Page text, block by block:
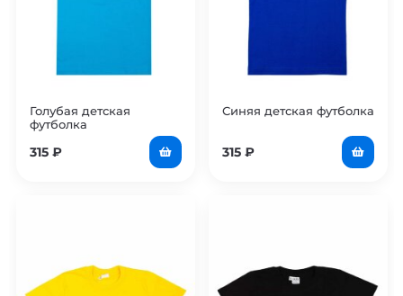
Голубая детская
футболка
315 ₽
Синяя детская футболка
315 ₽